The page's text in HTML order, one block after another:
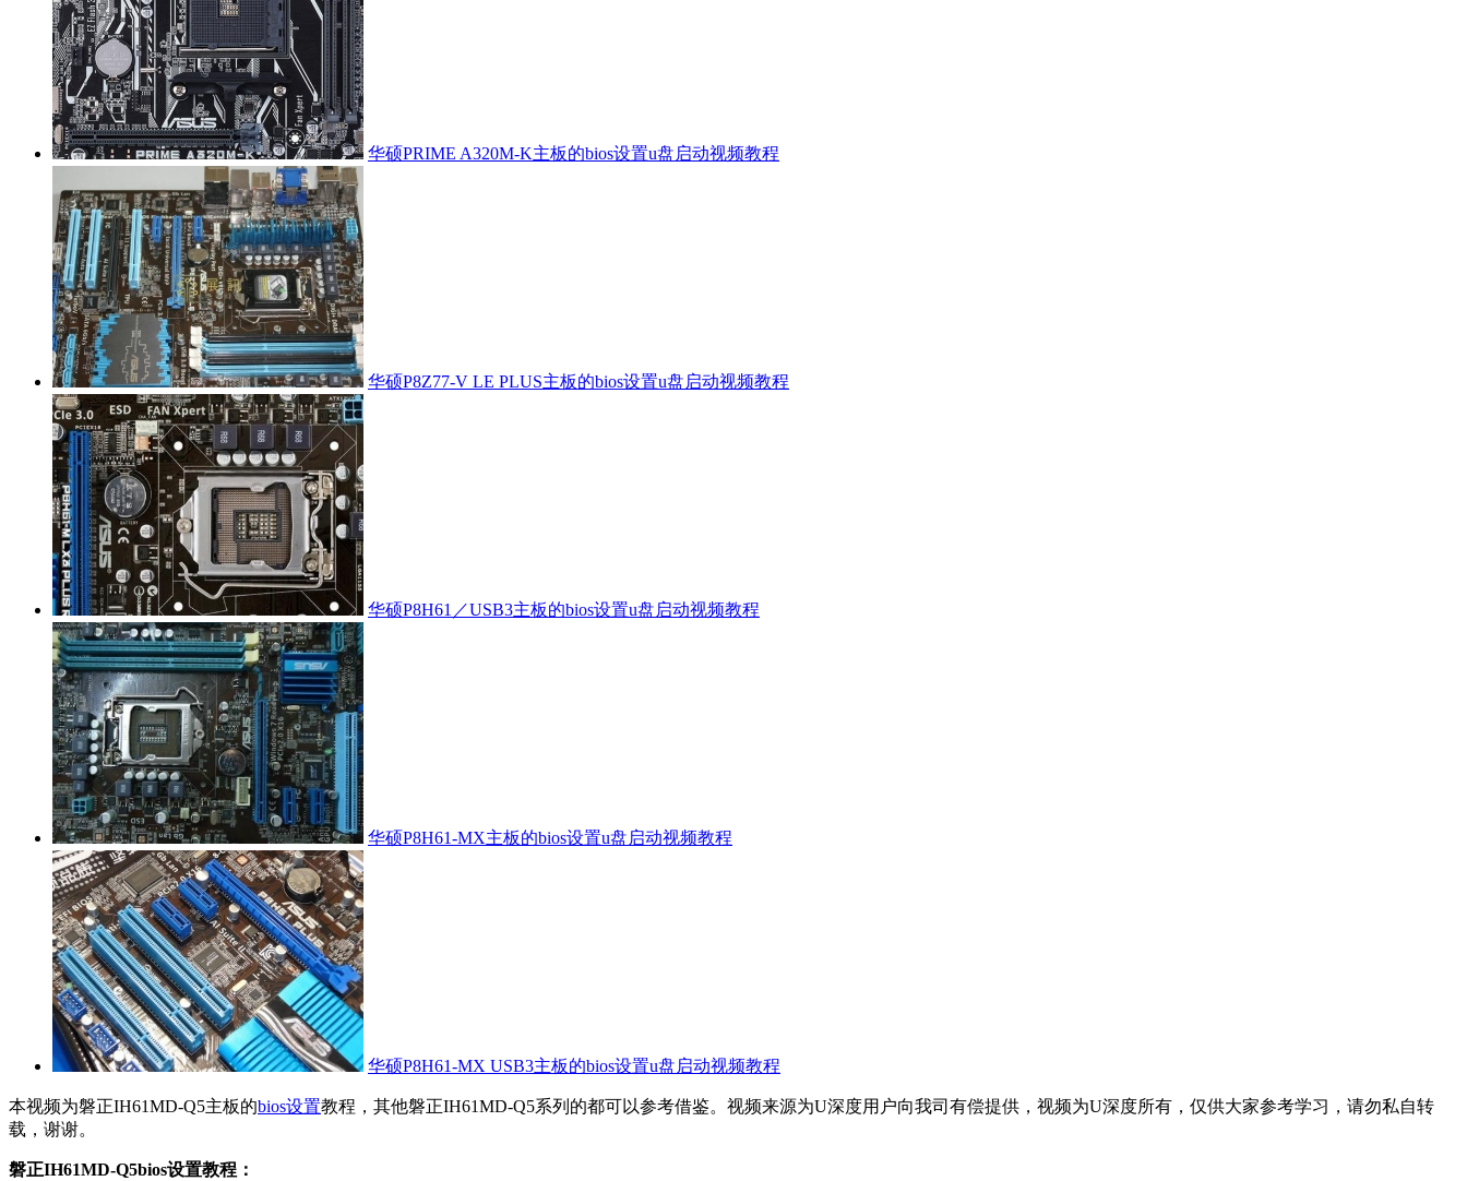
华硕PRIME A320M-K主板的bios设置u盘启动视频教程
华硕P8Z77-V LE PLUS主板的bios设置u盘启动视频教程
华硕P8H61／USB3主板的bios设置u盘启动视频教程
华硕P8H61-MX主板的bios设置u盘启动视频教程
华硕P8H61-MX USB3主板的bios设置u盘启动视频教程
本视频为磐正IH61MD-Q5主板的bios设置教程，其他磐正IH61MD-Q5系列的都可以参考借鉴。视频来源为U深度用户向我司有偿提供，视频为U深度所有，仅供大家参考学习，请勿私自转
载，谢谢。
磐正IH61MD-Q5bios设置教程：